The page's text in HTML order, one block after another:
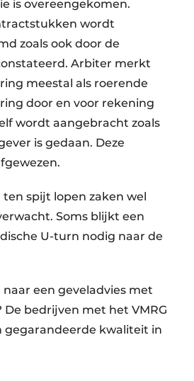
is overeengekomen.
wordt
zoals ook door de
Arbiter merkt
meestal als roerende
door en voor rekening
wordt aangebracht zoals
is gedaan. Deze
spijt lopen zaken wel
Soms blijkt een
U-turn nodig naar de
een geveladvies met
bedrijven met het VMRG
gegarandeerde kwaliteit in